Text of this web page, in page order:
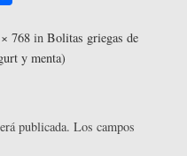
pa
rti
m
pa
r
768 in Bolitas griegas de
y menta)
publicada. Los campos